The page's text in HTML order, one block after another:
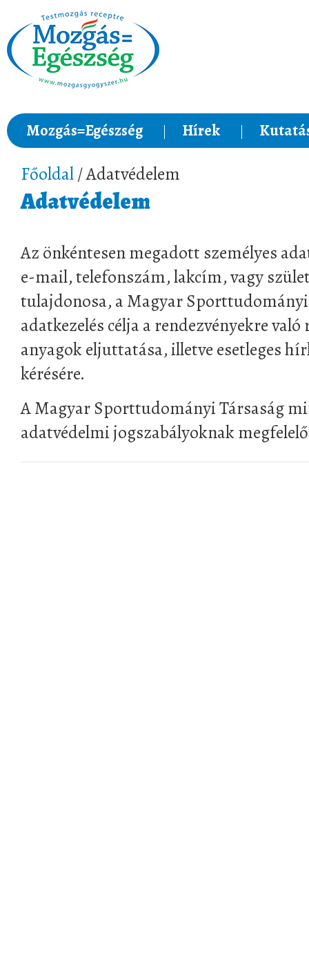
Mozgás=Egészség Hírek
Főoldal/ Adatvédelem
Adatvédelem
Az önkéntesen megadott személyes
e-mail, telefonszám, lakcím, vagy
tulajdonosa, a Magyar Sporttudományi
adatkezelés célja a rendezvényekre
anyagok eljuttatása, illetve esetleges
kérésére.
A Magyar Sporttudományi Társaság
adatvédelmi jogszabályoknak